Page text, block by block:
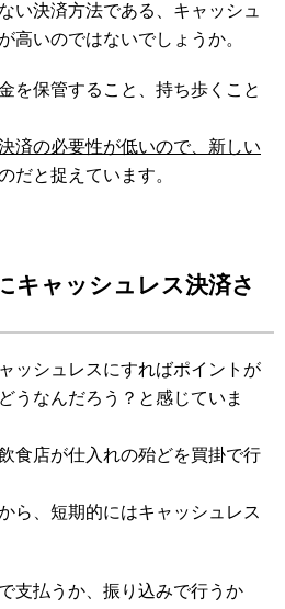
い決済方法である、キャッシュ
高いのではないでしょうか。
を保管すること、持ち歩くこと
済の必要性が低いので、新しい
だと捉えています。
キャッシュレス決済さ
ッシュレスにすればポイントが
うなんだろう？と感じていま
食店が仕入れの殆どを買掛で行
ら、短期的にはキャッシュレス
支払うか、振り込みで行うか